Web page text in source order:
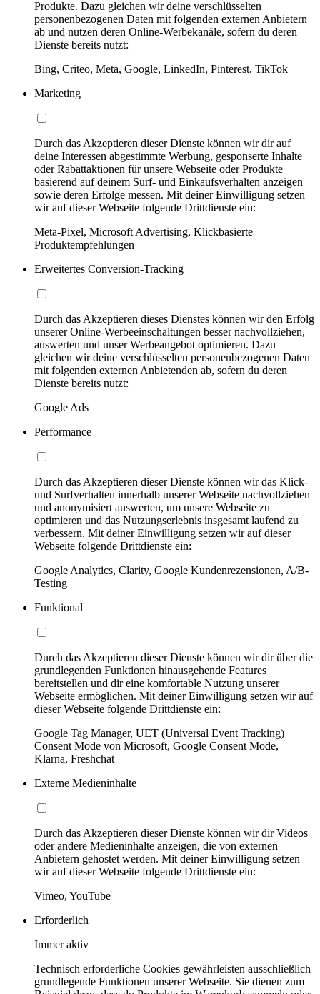
Produkte. Dazu gleichen wir deine verschlüsselten
personenbezogenen Daten mit folgenden externen Anbietern
ab und nutzen deren Online-Werbekanäle, sofern du deren
Dienste bereits nutzt:
Bing, Criteo, Meta, Google, LinkedIn, Pinterest, TikTok
Marketing
Durch das Akzeptieren dieser Dienste können wir dir auf
deine Interessen abgestimmte Werbung, gesponserte Inhalte
oder Rabattaktionen für unsere Webseite oder Produkte
basierend auf deinem Surf- und Einkaufsverhalten anzeigen
sowie deren Erfolge messen. Mit deiner Einwilligung setzen
wir auf dieser Webseite folgende Drittdienste ein:
Meta-Pixel, Microsoft Advertising, Klickbasierte
Produktempfehlungen
Erweitertes Conversion-Tracking
Durch das Akzeptieren dieses Dienstes können wir den Erfolg
unserer Online-Werbeeinschaltungen besser nachvollziehen,
auswerten und unser Werbeangebot optimieren. Dazu
gleichen wir deine verschlüsselten personenbezogenen Daten
mit folgenden externen Anbietenden ab, sofern du deren
Dienste bereits nutzt:
Google Ads
Performance
Durch das Akzeptieren dieser Dienste können wir das Klick-
und Surfverhalten innerhalb unserer Webseite nachvollziehen
und anonymisiert auswerten, um unsere Webseite zu
optimieren und das Nutzungserlebnis insgesamt laufend zu
verbessern. Mit deiner Einwilligung setzen wir auf dieser
Webseite folgende Drittdienste ein:
Google Analytics, Clarity, Google Kundenrezensionen, A/B-
Testing
Funktional
Durch das Akzeptieren dieser Dienste können wir dir über die
grundlegenden Funktionen hinausgehende Features
bereitstellen und dir eine komfortable Nutzung unserer
Webseite ermöglichen. Mit deiner Einwilligung setzen wir auf
dieser Webseite folgende Drittdienste ein:
Google Tag Manager, UET (Universal Event Tracking)
Consent Mode von Microsoft, Google Consent Mode,
Klarna, Freshchat
Externe Medieninhalte
Durch das Akzeptieren dieser Dienste können wir dir Videos
oder andere Medieninhalte anzeigen, die von externen
Anbietern gehostet werden. Mit deiner Einwilligung setzen
wir auf dieser Webseite folgende Drittdienste ein:
Vimeo, YouTube
Erforderlich
Immer aktiv
Technisch erforderliche Cookies gewährleisten ausschließlich
grundlegende Funktionen unserer Webseite. Sie dienen zum